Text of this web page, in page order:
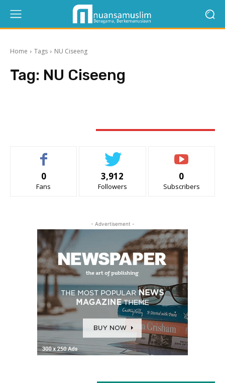
Home Tags NU Ciseeng
Tag: NU Ciseeng
0
Fans
3,912
Followers
0
Subscribers
- Advertisement -